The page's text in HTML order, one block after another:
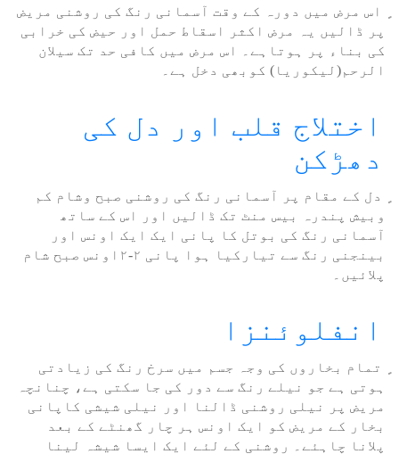
ٍ اس مرض میں دورہ کے وقت آسمانی رنگ کی روشنی مریض
پر ڈالیں یہ مرض اکثر اسقاط حمل اور حیض کی خرابی
کی بناء پر ہوتاہے۔ اس مرض میں کافی حد تک سیلان
الرحم(لیکوریا) کوبھی دخل ہے۔
اختلاج قلب اور دل کی
دھڑکن
ٍ دل کے مقام پر آسمانی رنگ کی روشنی صبح وشام کم
وبیش پندرہ بیس منٹ تک ڈالیں اور اس کے ساتھ
آسمانی رنگ کی بوتل کا پانی ایک ایک اونس اور
بینجنی رنگ سے تیارکیا ہوا پانی ۲-۲اونس صبح شام
پلائیں۔
انفلوئنزا
ٍ تمام بخاروں کی وجہ جسم میں سرخ رنگ کی زیادتی
ہوتی ہے جو نیلے رنگ سے دور کی جا سکتی ہے، چنانچہ
مریض پر نیلی روشنی ڈالنا اور نیلی شیشی کاپانی
بخار کے مریض کو ایک اونس ہر چار گھنٹے کے بعد
پلانا چاہئے۔ روشنی کے لئے ایک ایسا شیشہ لینا